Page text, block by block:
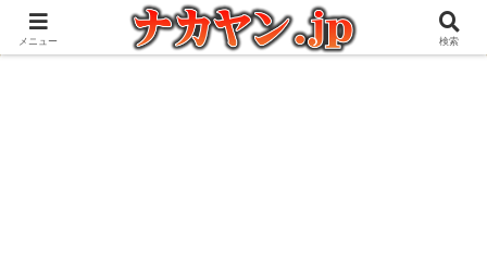
アウトドアとガジェット好きな管理人の愉快な日々を綴るブログ
メニュー 検索